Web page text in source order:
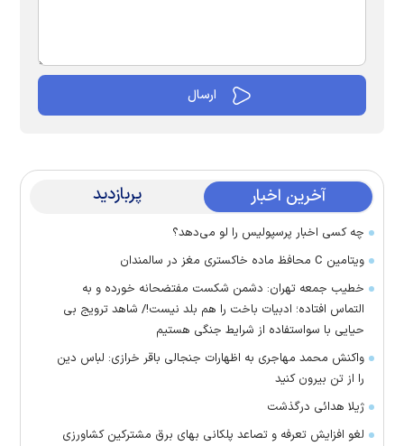
آخرین اخبار پربازدید
چه کسی اخبار پرسپولیس را لو می‌دهد؟
ویتامین C محافظ ماده خاکستری مغز در سالمندان
خطیب جمعه تهران: دشمن شکست مفتضحانه خورده و به
التماس افتاده؛ ادبیات باخت را هم بلد نیست!/ شاهد ترویج بی
حیایی با سواستفاده از شرایط جنگی هستیم
واکنش محمد مهاجری به اظهارات جنجالی باقر خرازی: لباس دین
را از تن بیرون کنید
ژیلا هدائی درگذشت
لغو افزایش تعرفه و تصاعد پلکانی بهای برق مشترکین کشاورزی